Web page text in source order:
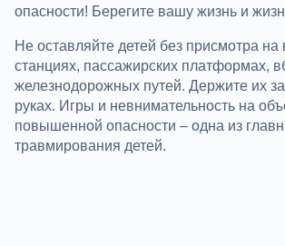
опасности! Берегите вашу жизнь и
Не оставляйте детей без присмотра на
станциях, пассажирских платформах,
железнодорожных путей. Держите их
руках. Игры и невнимательность на
повышенной опасности – одна из
травмирования детей.